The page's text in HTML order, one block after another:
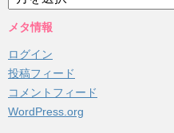
ー
カ
ブ
メタ情報
ログイン
投稿フィード
コメントフィード
WordPress.org